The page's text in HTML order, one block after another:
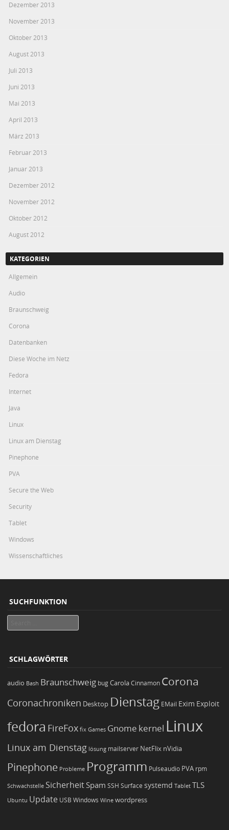
Dezember 2013
November 2013
Oktober 2013
August 2013
Juli 2013
Juni 2013
Mai 2013
April 2013
März 2013
Februar 2013
Januar 2013
Dezember 2012
November 2012
Oktober 2012
August 2012
KATEGORIEN
Allgemein
Audio
Braunschweig
Corona
Datenbanken
Diese Woche im Netz
Fedora
Internet
Java
Linux
Linux am Dienstag
Pinephone
PVA
Secure the Web
Security
Tablet
Windows
Wissenschaftliches
SUCHFUNKTION
SCHLAGWÖRTER
audio Bash Braunschweig bugCarola Cinnamon Corona
Coronachroniken Desktop Dienstag EMail Exim Exploit
fedora FireFox fix Games Gnome kernel Linux
Linux am Dienstag lösung mailserver NetFlix nVidia
Pinephone Probleme Programm Pulseaudio PVA rpm
Schwachstelle Sicherheit Spam SSH Surface systemd Tablet TLS
Ubuntu Update USB Windows Wine wordpress